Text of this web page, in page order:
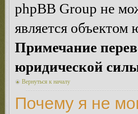
phpBB Group не
является
Примечание
юридической
Вернуться к началу
Почему я не